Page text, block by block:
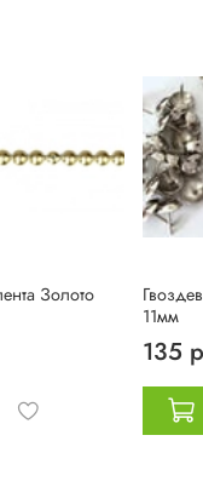
Золото
11мм
135